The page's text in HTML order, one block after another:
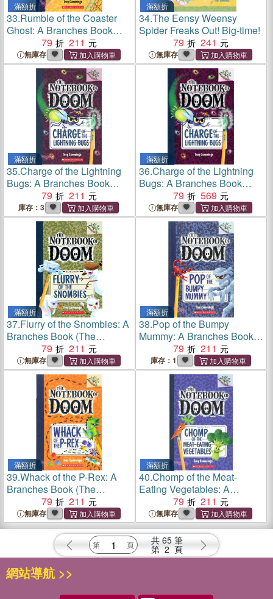
滿額折
33.Rumble of the Coaster
Ghost: A Branches Book
(The Notebook of Doom #9)
(平裝本)
79 211
無庫存
滿額折
34.The Eensy Weensy
Spider Freaks Out! Big-time!
79
241
無庫存
滿額折
35.Charge of the Lightning
Bugs: A Branches Book
(The Notebook of Doom #8)
(平裝本)
79 211
庫存：3
滿額折
36.Charge of the Lightning
Bugs: A Branches Book
(The Notebook of Doom #8)
(精裝本)
79 569
無庫存
滿額折
37.Flurry of the Snombies: A
Branches Book (The
Notebook of Doom #7)(平裝
本)
79 211
無庫存
滿額折
38.Pop of the Bumpy
Mummy: A Branches Book
(The Notebook of Doom #6)
(平裝本)
79 211
庫存：1
滿額折
39.Whack of the P-Rex: A
Branches Book (The
Notebook of Doom #5)(平裝
本)
79 211
無庫存
滿額折
40.Chomp of the Meat-
Eating Vegetables: A
Branches Book (The
Notebook of Doom #4)(平裝
本)
79 211
無庫存
共 65 筆
第 2 頁
網站導航 >>